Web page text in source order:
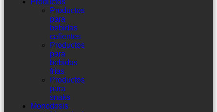
Productos
Productos
para
bebidas
calientes
Productos
para
bebidas
frías
Productos
para
snaks
Monodosis